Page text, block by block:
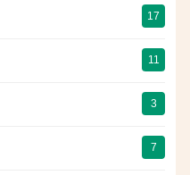
17
11
3
7